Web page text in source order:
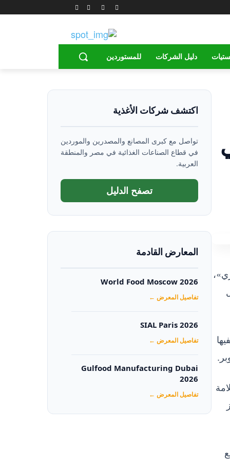
دليل الشركات للمستوردين
اكتشف شركات الأغذية
تواصل مع كبرى المصانع والمصدرين والموردين
في قطاع الصناعات الغذائية في مصر والمنطقة
العربية.
تصفح الدليل
المعارض القادمة
World Food Moscow 2026
تفاصيل المعرض ←
SIAL Paris 2026
تفاصيل المعرض ←
Gulfood Manufacturing Dubai
2026‏
تفاصيل المعرض ←